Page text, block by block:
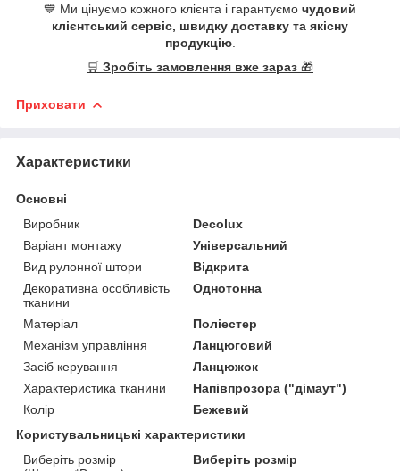
💙 Ми цінуємо кожного клієнта і гарантуємо чудовий
клієнтський сервіс, швидку доставку та якісну
продукцію.
🛒 Зробіть замовлення вже зараз 🎁
Приховати
Характеристики
Основні
Виробник
Decolux
Варіант монтажу
Універсальний
Вид рулонної штори
Відкрита
Декоративна особливість
тканини
Однотонна
Матеріал
Поліестер
Механізм управління
Ланцюговий
Засіб керування
Ланцюжок
Характеристика тканини
Напівпрозора ("дімаут")
Колір
Бежевий
Користувальницькі характеристики
Виберіть розмір
Виберіть розмір